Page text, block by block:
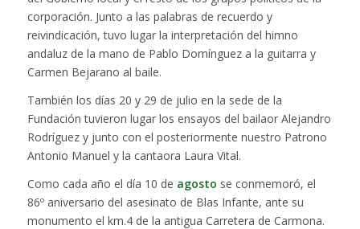
corporación. Junto a las palabras de recuerdo y
reivindicación, tuvo lugar la interpretación del himno
andaluz de la mano de Pablo Domínguez a la guitarra y
Carmen Bejarano al baile.
También los días 20 y 29 de julio en la sede de la
Fundación tuvieron lugar los ensayos del bailaor Alejandro
Rodríguez y junto con el posteriormente nuestro Patrono
Antonio Manuel y la cantaora Laura Vital.
Como cada año el día 10 de agosto se conmemoró, el
86º aniversario del asesinato de Blas Infante, ante su
monumento el km.4 de la antigua Carretera de Carmona.